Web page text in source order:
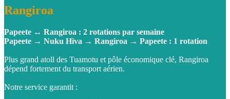
Rangiroa
Papeete ↔ Rangiroa : 2 rotations par semaine
Papeete → Nuku Hiva → Rangiroa → Papeete : 1 rotation
Plus grand atoll des Tuamotu et pôle économique clé, Rangiroa
dépend fortement du transport aérien.
Notre service garantit :